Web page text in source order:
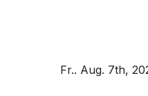
Fr.. Aug. 7th,